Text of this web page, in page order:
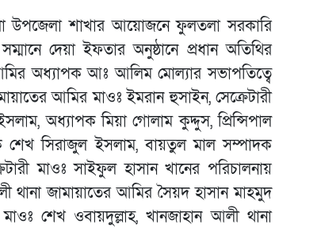
উপজেলা শাখার আয়োজনে ফুলতলা সরকারি
দেয়া ইফতার অনুষ্ঠানে প্রধান অতিথির
অধ্যাপক আঃ আলিম মোল্যার সভাপতিত্বে
আমির মাওঃ ইমরান হুসাইন, সেক্রেটারী
অধ্যাপক মিয়া গোলাম কুদ্দুস, প্রিন্সিপাল
শেখ সিরাজুল ইসলাম, বায়তুল মাল সম্পাদক
মাওঃ সাইফুল হাসান খানের পরিচালনায়
থানা জামায়াতের আমির সৈয়দ হাসান মাহমুদ
শেখ ওবায়দুল্লাহ, খানজাহান আলী থানা